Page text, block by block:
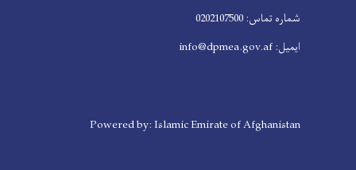
شماره تماس: 0202107500
ایمیل: info@dpmea.gov.af
Powered by: Islamic Emirate of Afghanistan